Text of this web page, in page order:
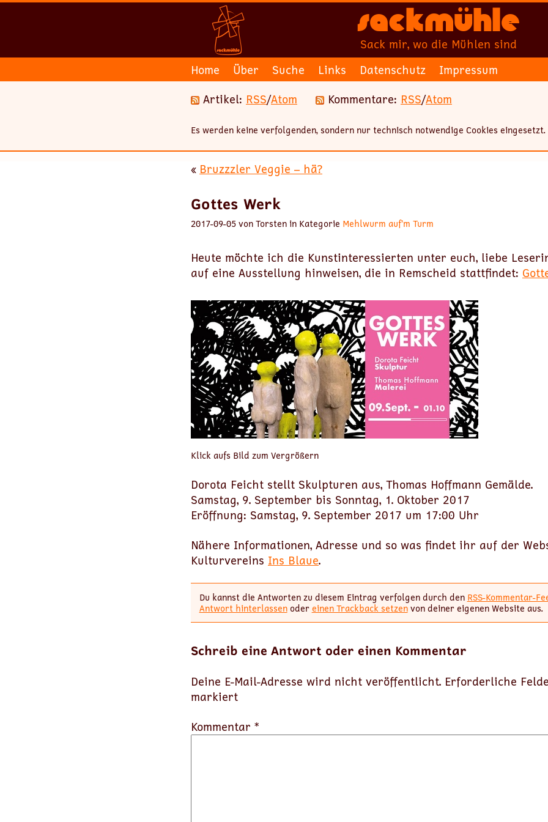
Sackmühle
Sack mir, wo die Mühlen sind
Home
Über Suche Links Datenschutz
Impressum
Artikel: RSS/Atom Kommentare: RSS/Atom
Es werden keine verfolgenden, sondern nur technisch notwendige Cookies eingesetzt.
« Bruzzzler Veggie – hä?
Gottes Werk
2017-09-05 von Torsten in Kategorie Mehlwurm auf’m Turm
Heute möchte ich die Kunstinteressierten unter euch, liebe
auf eine Ausstellung hinweisen, die in Remscheid stattfindet:
Klick aufs Bild zum Vergrößern
Dorota Feicht stellt Skulpturen aus, Thomas Hoffmann Gemälde.
Samstag, 9. September bis Sonntag, 1. Oktober 2017
Eröffnung: Samstag, 9. September 2017 um 17:00 Uhr
Nähere Informationen, Adresse und so was findet ihr auf der
Kulturvereins Ins Blaue.
Du kannst die Antworten zu diesem Eintrag verfolgen durch den RSS-Kommentar-
Antwort hinterlassenodereinen Trackback setzenvon deiner eigenen Website aus.
Schreib eine Antwort oder einen Kommentar
Deine E-Mail-Adresse wird nicht veröffentlicht. Erforderliche
markiert
Kommentar *